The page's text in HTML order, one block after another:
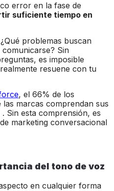
error en la fase de
suficiente tiempo en
problemas buscan
Sin
es imposible
resuene con tu
, el 66% de los
marcas comprendan sus
Sin esta comprensión, es
marketing conversacional
del tono de voz
en cualquier forma